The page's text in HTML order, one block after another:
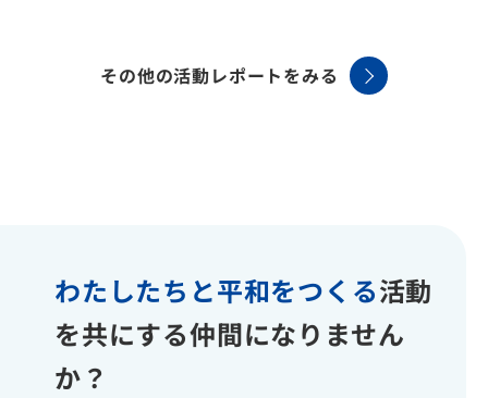
その他の活動レポートをみる
わたしたちと平和をつくる活動
を共にする仲間になりません
か？